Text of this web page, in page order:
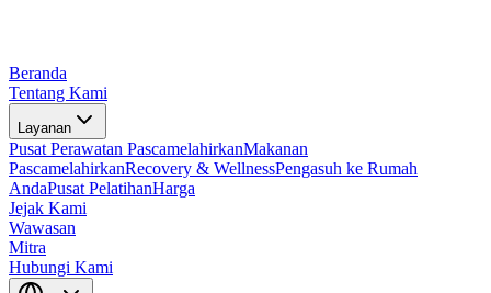
Beranda
Tentang Kami
Layanan
Pusat Perawatan PascamelahirkanMakanan
PascamelahirkanRecovery & WellnessPengasuh ke Rumah
AndaPusat PelatihanHarga
Jejak Kami
Wawasan
Mitra
Hubungi Kami